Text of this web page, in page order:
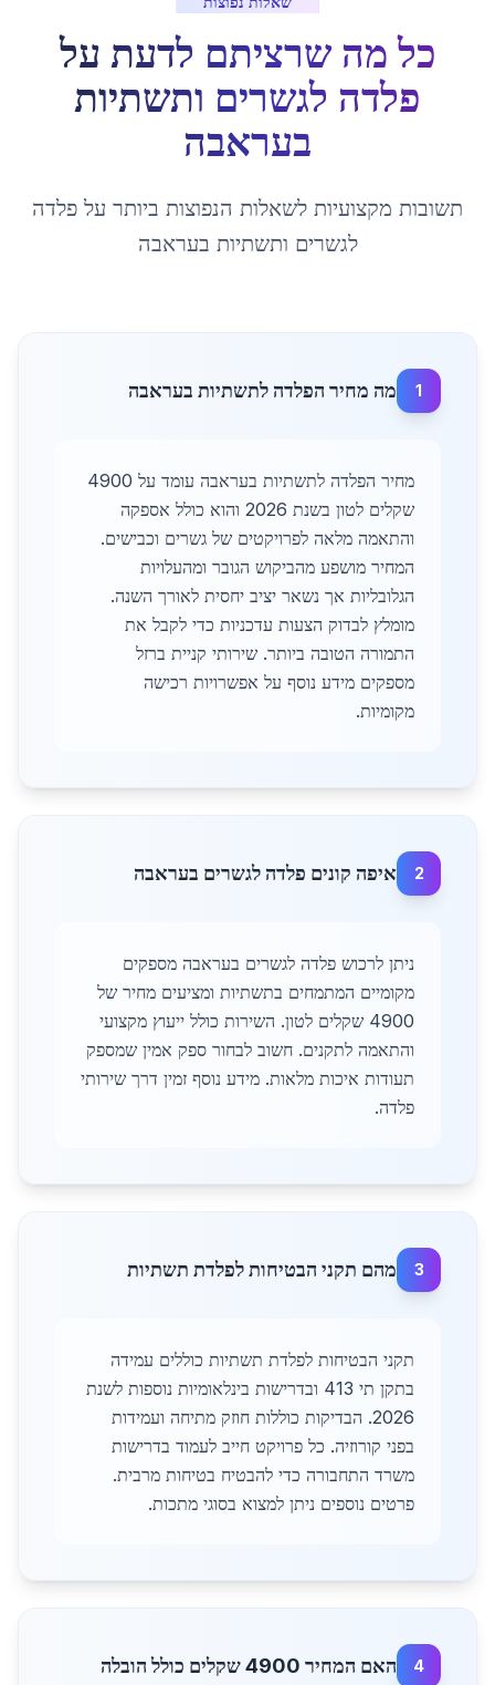
כל מה שרציתם לדעת על
פלדה לגשרים ותשתיות
בעראבה
תשובות מקצועיות לשאלות הנפוצות ביותר על פלדה
לגשרים ותשתיות בעראבה
1 מה מחיר הפלדה לתשתיות בעראבה
מחיר הפלדה לתשתיות בעראבה עומד על 4900
שקלים לטון בשנת 2026 והוא כולל אספקה
והתאמה מלאה לפרויקטים של גשרים וכבישים.
המחיר מושפע מהביקוש הגובר ומהעלויות
הגלובליות אך נשאר יציב יחסית לאורך השנה.
מומלץ לבדוק הצעות עדכניות כדי לקבל את
התמורה הטובה ביותר. שירותי קניית ברזל
מספקים מידע נוסף על אפשרויות רכישה
מקומיות.
2 איפה קונים פלדה לגשרים בעראבה
ניתן לרכוש פלדה לגשרים בעראבה מספקים
מקומיים המתמחים בתשתיות ומציעים מחיר של
4900 שקלים לטון. השירות כולל ייעוץ מקצועי
והתאמה לתקנים. חשוב לבחור ספק אמין שמספק
תעודות איכות מלאות. מידע נוסף זמין דרך שירותי
פלדה.
3 מהם תקני הבטיחות לפלדת תשתיות
תקני הבטיחות לפלדת תשתיות כוללים עמידה
בתקן תי 413 ובדרישות בינלאומיות נוספות לשנת
2026. הבדיקות כוללות חוזק מתיחה ועמידות
בפני קורוזיה. כל פרויקט חייב לעמוד בדרישות
משרד התחבורה כדי להבטיח בטיחות מרבית.
פרטים נוספים ניתן למצוא בסוגי מתכות.
4 האם המחיר 4900 שקלים כולל הובלה